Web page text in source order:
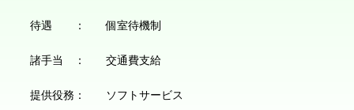
待遇 ： 個室待機制
諸手当 ： 交通費支給
提供役務：
ソフトサービス